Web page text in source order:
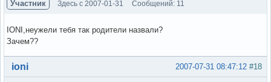
Участник Здесь с 2007-01-31 Сообщений: 11
IONI,неужели тебя так родители назвали?
Зачем??
Вне форума #18
2007-07-31 08:47:12
ioni